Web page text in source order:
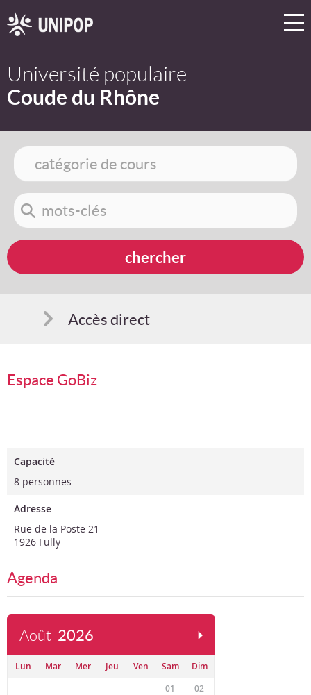
Université populaire
Coude du Rhône
Accès direct
Suggestions
Espace GoBiz
Capacité
8 personnes
Adresse
Rue de la Poste 21
1926 Fully
Agenda
Août 2026
Lun Mar Mer Jeu Ven Sam
Dim
01
02